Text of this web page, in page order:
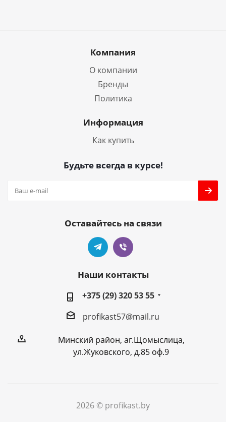
Компания
О компании
Бренды
Политика
Информация
Как купить
Будьте всегда в курсе!
Оставайтесь на связи
Наши контакты
+375 (29) 320 53 55
profikast57@mail.ru
Минский район, аг.Щомыслица,
ул.Жуковского, д.85 оф.9
2026 © profikast.by